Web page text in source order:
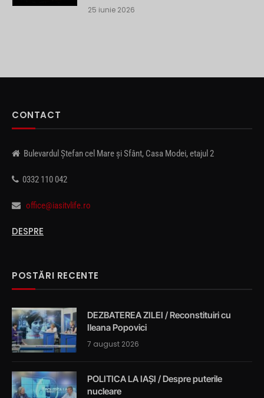
25 iunie 2026
CONTACT
Bulevardul Ștefan cel Mare și Sfânt, Casa Modei, etajul 2
0332 110 042
office@iasitvlife.ro
DESPRE
POSTĂRI RECENTE
DEZBATEREA ZILEI / Reconstituiri cu
Ileana Popovici
7 august 2026
POLITICA LA IAȘI / Despre puterile
nucleare